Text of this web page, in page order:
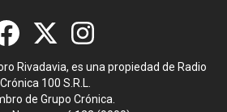
Rivadavia, es una propiedad de Radio
Crónica 100 S.R.L.
de Grupo Crónica.